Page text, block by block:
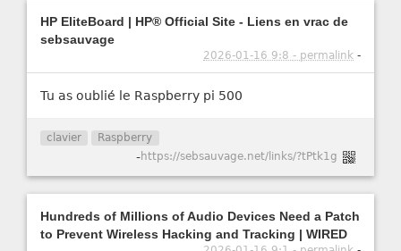
HP EliteBoard | HP® Official Site - Liens en vrac de
sebsauvage
2026-01-16 9:8 - permalink -
Tu as oublié le Raspberry pi 500
clavier Raspberry
-https://sebsauvage.net/links/?tPtk1g
Hundreds of Millions of Audio Devices Need a Patch
to Prevent Wireless Hacking and Tracking | WIRED